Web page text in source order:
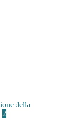
della
2